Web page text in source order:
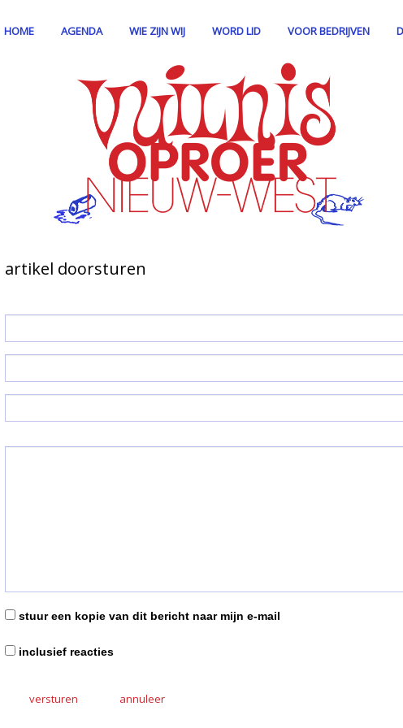
HOME AGENDA WIE ZIJN WIJ WORD LID VOOR BEDRIJVEN
artikel doorsturen
stuur een kopie van dit bericht naar mijn e-mail
inclusief reacties
versturen